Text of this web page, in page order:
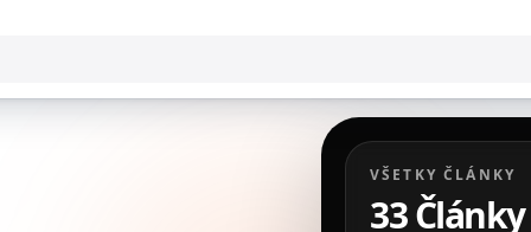
VŠETKY ČLÁNKY
33Články